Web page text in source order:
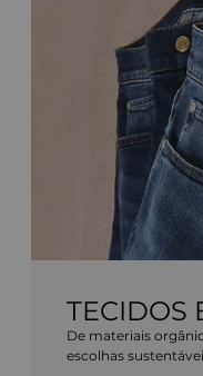
TECIDOS
De materiais
escolhas